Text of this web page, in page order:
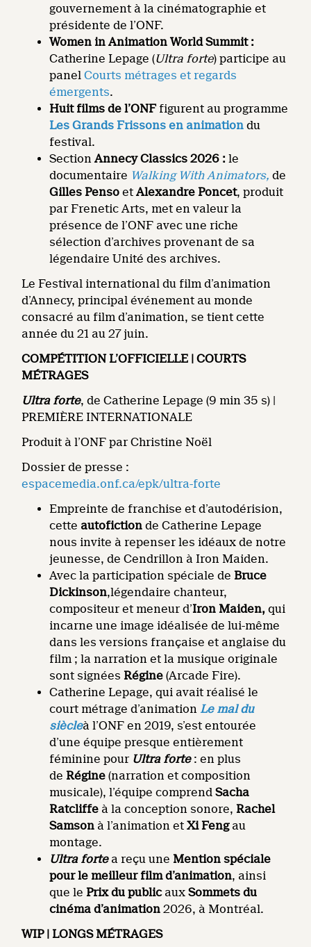
gouvernement à la cinématographie et
présidente de l’ONF.
Women in Animation World Summit :
Catherine Lepage (Ultra forte) participe au
panelCourts métrages et regards
émergents.
Huit films de l’ONF figurent au programme
Les Grands Frissons en animation du
festival.
Section Annecy Classics 2026 :le
documentaire Walking With Animators, de
Gilles Penso etAlexandre Poncet, produit
par Frenetic Arts, met en valeur la
présence de l’ONF avec une riche
sélection d’archives provenant de sa
légendaire Unité des archives.
Le Festival international du film d’animation
d’Annecy, principal événement au monde
consacré au film d’animation, se tient cette
année du 21 au 27 juin.
COMPÉTITION L’OFFICIELLE | COURTS
MÉTRAGES
Ultra forte, de Catherine Lepage (9 min 35 s) |
PREMIÈRE INTERNATIONALE
Produit à l’ONF par Christine Noël
Dossier de presse :
espacemedia.onf.ca/epk/ultra-forte
Empreinte de franchise et d’autodérision,
cette autofiction de Catherine Lepage
nous invite à repenser les idéaux de notre
jeunesse, de Cendrillon à Iron Maiden.
Avec la participation spéciale de Bruce
Dickinson,légendaire chanteur,
compositeur et meneur d’Iron Maiden,qui
incarne une image idéalisée de lui-même
dans les versions française et anglaise du
film ; la narration et la musique originale
sont signéesRégine (Arcade Fire).
Catherine Lepage, qui avait réalisé le
court métrage d’animation Le mal du
siècleà l’ONF en 2019, s’est entourée
d’une équipe presque entièrement
féminine pour Ultra forte: en plus
deRégine(narration et composition
musicale), l’équipe comprendSacha
Ratcliffe à la conception sonore,Rachel
Samson à l’animation etXi Feng au
montage.
Ultra forte a reçu une Mention spéciale
pour le meilleur film d’animation, ainsi
que lePrix du publicauxSommets du
cinéma d’animation 2026, à Montréal.
WIP | LONGS MÉTRAGES